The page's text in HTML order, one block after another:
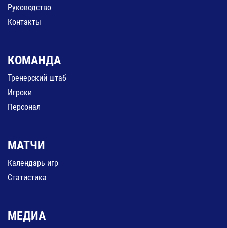
Руководство
Контакты
КОМАНДА
Тренерский штаб
Игроки
Персонал
МАТЧИ
Календарь игр
Статистика
МЕДИА